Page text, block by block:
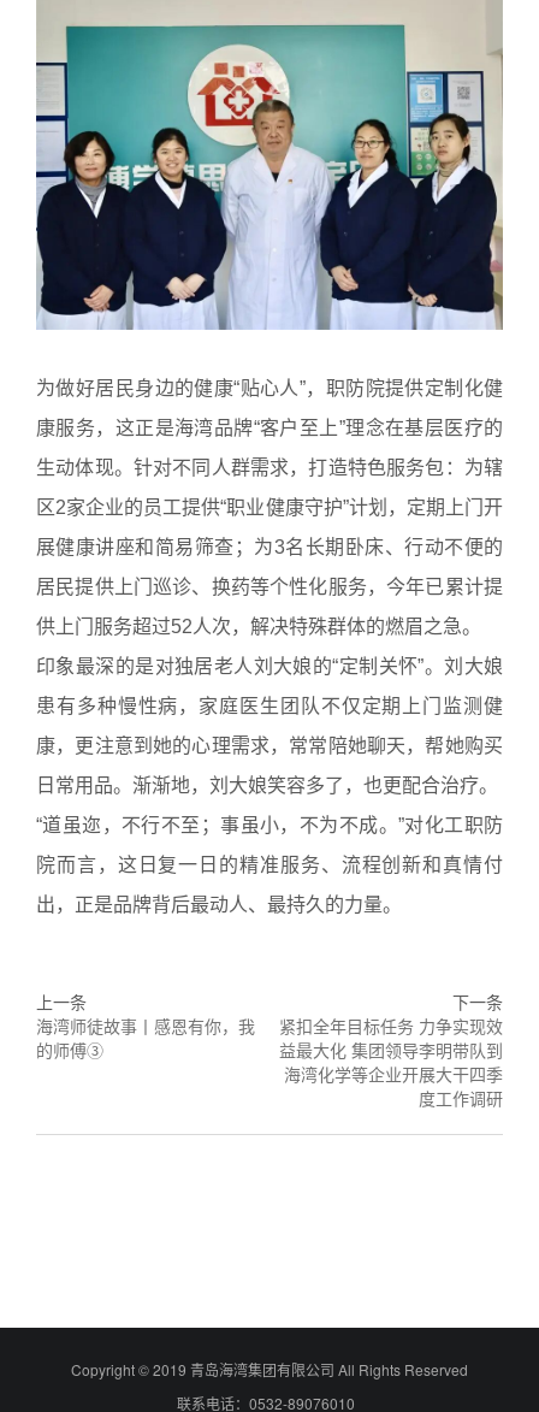
为做好居民身边的健康“贴心人”，职防院提供定制化健
康服务，这正是海湾品牌“客户至上”理念在基层医疗的
生动体现。针对不同人群需求，打造特色服务包：为辖
区2家企业的员工提供“职业健康守护”计划，定期上门开
展健康讲座和简易筛查；为3名长期卧床、行动不便的
居民提供上门巡诊、换药等个性化服务，今年已累计提
供上门服务超过52人次，解决特殊群体的燃眉之急。
印象最深的是对独居老人刘大娘的“定制关怀”。刘大娘
患有多种慢性病，家庭医生团队不仅定期上门监测健
康，更注意到她的心理需求，常常陪她聊天，帮她购买
日常用品。渐渐地，刘大娘笑容多了，也更配合治疗。
“道虽迩，不行不至；事虽小，不为不成。”对化工职防
院而言，这日复一日的精准服务、流程创新和真情付
出，正是品牌背后最动人、最持久的力量。
下一条
紧扣全年目标任务 力争实现效
益最大化 集团领导李明带队到
海湾化学等企业开展大干四季
度工作调研
上一条
海湾师徒故事丨感恩有你，我
的师傅③
Copyright © 2019 青岛海湾集团有限公司 All Rights Reserved
联系电话：0532-89076010